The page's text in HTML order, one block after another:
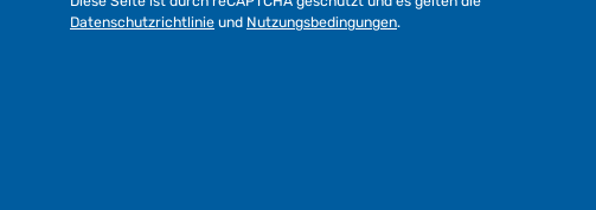
Datenschutzrichtlinie und Nutzungsbedingungen.